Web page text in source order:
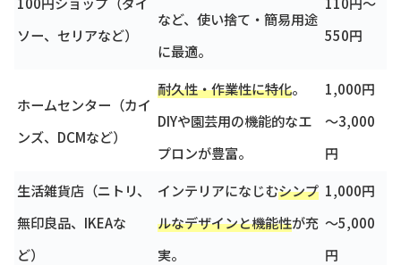
ソー、セリアなど）
など、使い捨て・簡易用途
に最適。
550円
ホームセンター（カイ
ンズ、DCMなど）
耐久性・作業性に特化。
DIYや園芸用の機能的なエ
プロンが豊富。
1,000円
～3,000
円
生活雑貨店（ニトリ、
無印良品、IKEAな
ど）
インテリアになじむシンプ
ルなデザインと機能性が充
実。
1,000円
～5,000
円